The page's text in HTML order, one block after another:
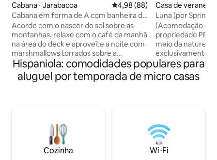
Cabana ⋅ Jarabacoa 4,98 de uma avaliação média
4,98 (88)
Cabana em forma de A com banheira de
hidromassagem, ar-condicionado, Wi-Fi
Acorde com o nascer do sol sobre as
montanhas, relaxe com o café da manhã
na área do deck e aproveite a noite com
marshmallows torrados sobre a
fogueira. Esta acolhedora cabana de
estrutura em A de dois andares está
localizada em um condomínio fechado
contato com a natureza. Há muitas
atividades em Jarabacoa: mountain bike,
corredeiras, caiaque, passeios a cavalo e
muito mais!
Casa de veraneio
oa
Luna (por Spring
(Acomodação
propriedade
meio da
exclusivamente
reconectarem,
mais 💑) Lugar tranquilo, legal e
confortável. Comodidades; -Wi-Fi
cama - Churrasco - Cozinha - Casa de
banho -TV -Air Fryer -Câmera do
fora - Carruagem elétrica - Área
fechada
Hispaniola: comodidades populares para
aluguel por temporada de micro casas
Cozinha Wi-Fi